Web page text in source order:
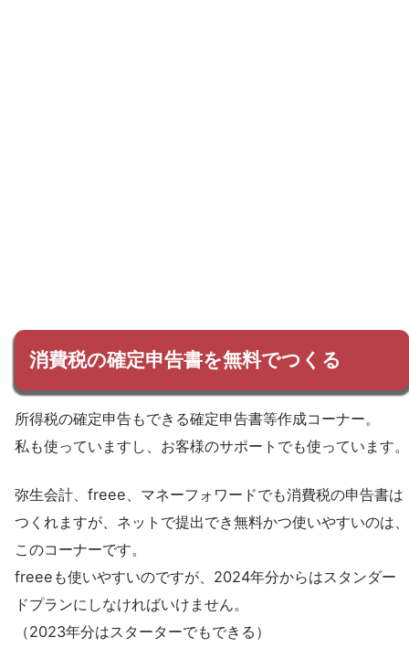
消費税の確定申告書を無料でつくる
所得税の確定申告もできる確定申告書等作成コーナー。
私も使っていますし、お客様のサポートでも使っています。
弥生会計、freee、マネーフォワードでも消費税の申告書は
つくれますが、ネットで提出でき無料かつ使いやすいのは、
このコーナーです。
freeeも使いやすいのですが、2024年分からはスタンダー
ドプランにしなければいけません。
（2023年分はスターターでもできる）